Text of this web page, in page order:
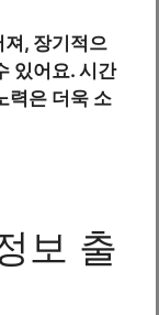
, 장기적으
있어요. 시간
력은 더욱 소
보 출